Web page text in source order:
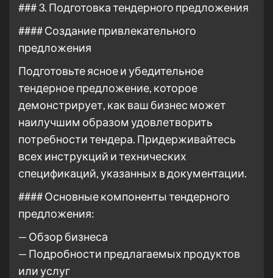
### 3. Подготовка тендерного предложения
#### Создание привлекательного
предложения
Подготовьте ясное и убедительное
тендерное предложение, которое
демонстрирует, как ваш бизнес может
наилучшим образом удовлетворить
потребности тендера. Придерживайтесь
всех инструкций и технических
спецификаций, указанных в документации.
#### Основные компоненты тендерного
предложения:
— Обзор бизнеса
— Подробности предлагаемых продуктов
или услуг